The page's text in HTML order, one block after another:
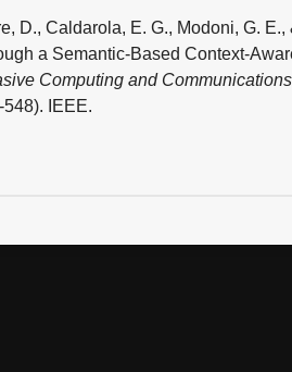
D., Caldarola, E. G., Modoni, G.
a Semantic-Based Context-
Computing and
548). IEEE.